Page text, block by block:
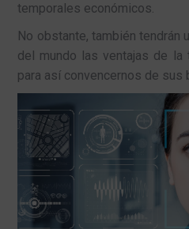
temporales económicos.
No obstante, también tendrán
del mundo las ventajas de la
para así convencernos de sus